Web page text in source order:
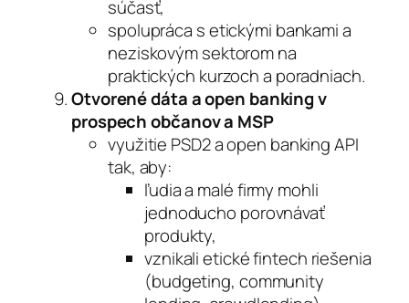
súčasť,
spolupráca s etickými bankami a
neziskovým sektorom na
praktických kurzoch a poradniach.
Otvorené dáta a open banking v
prospech občanov a MSP
využitie PSD2 a open banking API
tak, aby:
ľudia a malé firmy mohli
jednoducho porovnávať
produkty,
vznikali etické fintech riešenia
(budgeting, community